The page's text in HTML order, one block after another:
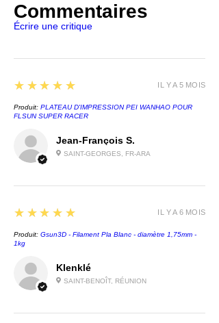
Commentaires
Écrire une critique
Jean-François S.
SAINT-GEORGES, FR-ARA
5
★★★★★
Produit: PLATEAU D'IMPRESSION PEI WANHAO POUR
FLSUN SUPER RACER
IL Y A 5 MOIS
Klenklé
SAINT-BENOÎT, RÉUNION
5
★★★★★
Produit: Gsun3D - Filament Pla Blanc - diamètre 1,75mm -
1kg
IL Y A 6 MOIS